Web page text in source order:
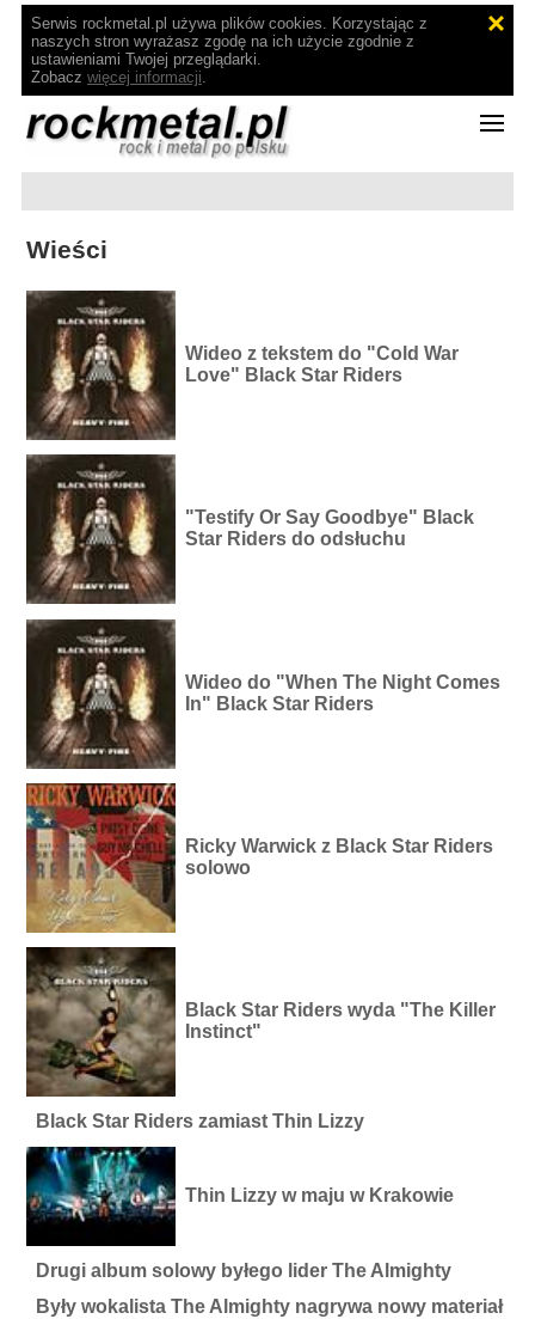
Serwis rockmetal.pl używa plików cookies. Korzystając z
naszych stron wyrażasz zgodę na ich użycie zgodnie z
ustawieniami Twojej przeglądarki.
Zobacz więcej informacji.
Wieści
Wideo z tekstem do "Cold War
Love" Black Star Riders
"Testify Or Say Goodbye" Black
Star Riders do odsłuchu
Wideo do "When The Night Comes
In" Black Star Riders
Ricky Warwick z Black Star Riders
solowo
Black Star Riders wyda "The Killer
Instinct"
Black Star Riders zamiast Thin Lizzy
Thin Lizzy w maju w Krakowie
Drugi album solowy byłego lider The Almighty
Były wokalista The Almighty nagrywa nowy materiał